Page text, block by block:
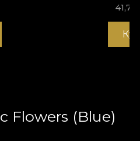
41,72
Flowers (Blue)